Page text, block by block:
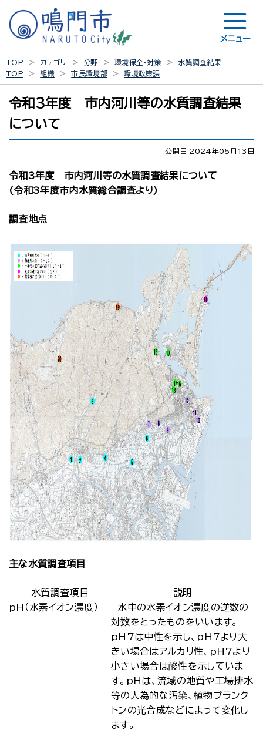
メニュー
TOP カテゴリ 分野 環境保全・対策
水質調査結果
TOP
組織 市民環境部 環境政策課
令和3年度 市内河川等の水質調査結果
について
公開日 2024年05月13日
令和3年度 市内河川等の水質調査結果について
(令和3年度市内水質総合調査より)
調査地点
主な水質調査項目
水質調査項目
説明
pH（水素イオン濃度）
水中の水素イオン濃度の逆数の
対数をとったものをいいます。
pH7は中性を示し、pH7より大
きい場合はアルカリ性、pH7より
小さい場合は酸性を示していま
す。pHは、流域の地質や工場排水
等の人為的な汚染、植物プランク
トンの光合成などによって変化し
ます。